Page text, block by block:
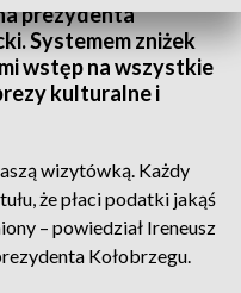
prezydenta
Systemem zniżek
wstęp na wszystkie
kulturalne i
wizytówką. Każdy
że płaci podatki jakąś
– powiedział Ireneusz
Kołobrzegu.